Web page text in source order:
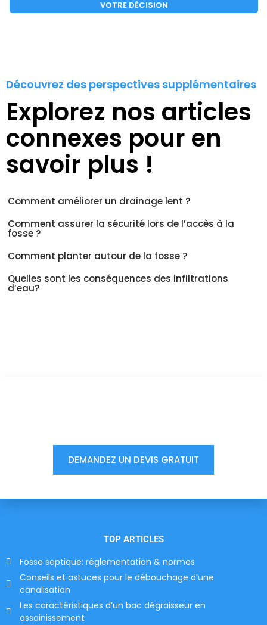
VOTRE DÉCISION
Découvrez des perspectives supplémentaires
Explorez nos articles
connexes pour en
savoir plus !
Comment améliorer un drainage lent ?
Comment assurer la sécurité lors de l’accès à la
fosse ?
Comment planter autour de la fosse ?
Quelles sont les conséquences des infiltrations
d’eau?
DEMANDEZ UN DEVIS GRATUIT
TOP ARTICLES
Fosse septique: réglementation & normes
Conseils et astuces pour le débouchage d’une
canalisation
Les caractéristiques d’un bac dégraisseur en
assainissement